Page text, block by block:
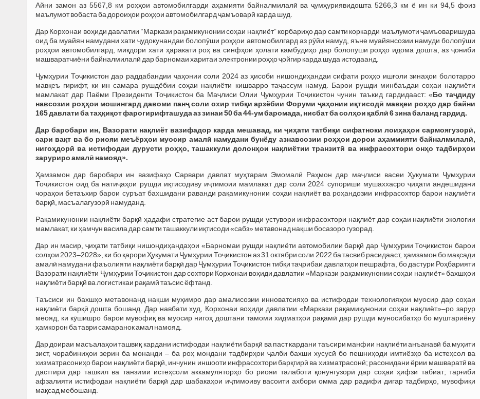
Айни замон аз 5567,8 км роҳҳои автомобилгарди аҳамияти байналмилалӣ ва ҷумҳуриявидошта 5266,3 км ё ин ки 94,5 фоиз
маълумот вобаста ба дороиҳои роҳҳои автомобилгард ҷамъоварӣ карда шуд.
Дар Корхонаи воҳиди давлатии “Маркази рақамикунонии соҳаи нақлиёт” корбариҳо дар самти коркарди маълумоти ҷамъоваришуда
оид ба муайян намудани хати ҷудокунандаи болопӯши роҳҳои автомобилгард аз рӯйи намуд, яъне муайянсозии намуди болопӯши
роҳҳои автомобилгард, миқдори хати ҳаракати роҳ ва синфҳои ҳолати камбудиҳо дар болопӯши роҳҳо идома дошта, аз ҷониби
машваратчиёни байналмилалӣ дар барномаи харитаи электронии роҳҳо ҷойгир карда шуда истодаанд.
Ҷумҳурии Тоҷикистон дар раддабандии ҷаҳонии соли 2024 аз ҳисоби нишондиҳандаи сифати роҳҳо ишғоли зинаҳои болотарро
мавқеъ гирифт, ки ин самара рушдёбии соҳаи нақлиёти кишварро таҷассум намуд. Барои рушди минбаъдаи соҳаи нақлиёти
мамлакат дар Паёми Президенти Тоҷикистон ба Маҷлиси Олии Ҷумҳурии Тоҷикистон чунин таъкид гардидааст: «Бо таҷдиду
навсозии роҳҳои мошингард давоми панҷ соли охир тибқи арзёбии Форуми ҷаҳонии иқтисодӣ мавқеи роҳҳо дар байни
165 давлати ба таҳқиқот фарогирифташуда аз зинаи 50 ба 44-ум баромада, нисбат ба солҳои қаблӣ 6 зина баланд гардид.
Дар баробари ин, Вазорати нақлиёт вазифадор карда мешавад, ки ҷиҳати татбиқи сифатноки лоиҳаҳои сармоягузорӣ,
сари вақт ва бо риояи меъёрҳои муосир амалӣ намудани бунёду азнавсозии роҳҳои дорои аҳаммияти байналмилалӣ,
нигоҳдорӣ ва истифодаи дурусти роҳҳо, ташаккули долонҳои нақлиётии транзитӣ ва инфрасохтори онҳо тадбирҳои
заруриро амалӣ намояд».
Ҳамзамон дар баробари ин вазифаҳо Сарвари давлат муҳтарам Эмомалӣ Раҳмон дар маҷлиси васеи Ҳукумати Ҷумҳурии
Тоҷикистон оид ба натиҷаҳои рушди иқтисодиву иҷтимоии мамлакат дар соли 2024 супориши мушаххасро ҷиҳати андешидани
чораҳои бетаъхир барои суръат бахшидани раванди рақамикунонии соҳаи нақлиёт ва роҳандозии инфрасохтор барои нақлиёти
барқӣ, масъалагузорӣ намуданд.
Рақамикунонии нақлиёти барқӣ ҳадафи стратегие аст барои рушди устувори инфрасохтори нақлиёт дар соҳаи нақлиёти экологии
мамлакат, ки ҳамчун васила дар самти ташаккули иқтисоди «сабз» метавонад нақши босазоро гузорад.
Дар ин масир, ҷиҳати татбиқи нишондиҳандаҳои «Барномаи рушди нақлиёти автомобилии барқӣ дар Ҷумҳурии Тоҷикистон барои
солҳои 2023–2028», ки бо қарори Ҳукумати Ҷумҳурии Тоҷикистон аз 31 октябри соли 2022 ба тасвиб расидааст, ҳамзамон бо мақсади
амалӣ намудани фаъолияти нақлиёти барқӣ дар Ҷумҳурии Тоҷикистон тибқи таҷрибаи давлатҳои пешрафта, бо дастури Роҳбарияти
Вазорати нақлиёти Ҷумҳурии Тоҷикистон дар сохтори Корхонаи воҳиди давлатии «Маркази рақамикунонии соҳаи нақлиёт» бахшҳои
нақлиёти барқӣ ва логистикаи рақамӣ таъсис ёфтанд.
Таъсиси ин бахшҳо метавонанд нақши муҳимро дар амалисозии инноватсияҳо ва истифодаи технологияҳои муосир дар соҳаи
нақлиёти барқӣ дошта бошанд. Дар навбати худ, Корхонаи воҳиди давлатии «Маркази рақамикунонии соҳаи нақлиёт»–ро зарур
меояд, ки кӯшишро барои мувофиқ ва муосир нигоҳ доштани тамоми хидматҳои рақамӣ дар рушди муносибатҳо бо муштариёну
ҳамкорон ба таври самаранок амал намояд.
Дар доираи масъалаҳои ташвиқ кардани истифодаи нақлиёти барқӣ ва паст кардани таъсири манфии нақлиёти анъанавӣ ба муҳити
зист, чорабиниҳои зерин ба монанди – ба роҳ мондани тадбирҳои ҷалби бахши хусусӣ бо пешниҳоди имтиёзҳо ба истеҳсол ва
хизматрасониҳо барои нақлиёти барқӣ, инчунин иншооти инфрасохтори барқгирӣ ва хизматрасонӣ; расонидани ёрии машваратӣ ва
дастгирӣ дар ташкил ва танзими истеҳсоли аккамуляторҳо бо риояи талаботи қонунгузорӣ дар соҳаи ҳифзи табиат; тарғиби
афзалияти истифодаи нақлиёти барқӣ дар шабакаҳои иҷтимоиву васоити ахбори омма дар радифи дигар тадбирҳо, мувофиқи
мақсад мебошанд.